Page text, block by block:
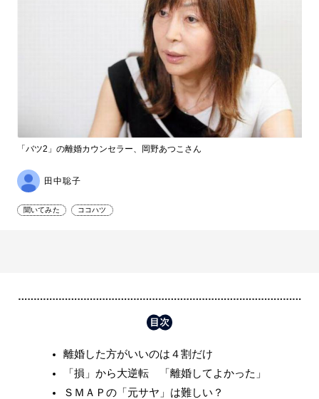
「バツ2」の離婚カウンセラー、岡野あつこさん
田中聡子
聞いてみた ココハツ
離婚した方がいいのは４割だけ
「損」から大逆転 「離婚してよかった」
ＳＭＡＰの「元サヤ」は難しい？